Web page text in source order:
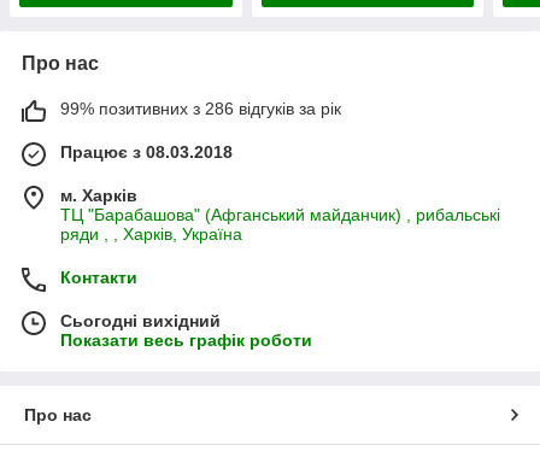
Про нас
99% позитивних з 286 відгуків за рік
Працює з 08.03.2018
м. Харків
ТЦ "Барабашова" (Афганський майданчик) , рибальські
ряди , , Харків, Україна
Контакти
Сьогодні вихідний
Показати весь графік роботи
Про нас